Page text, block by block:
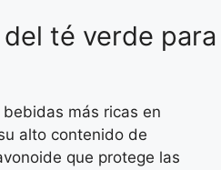
té verde para
más ricas en
alto contenido de
que protege las